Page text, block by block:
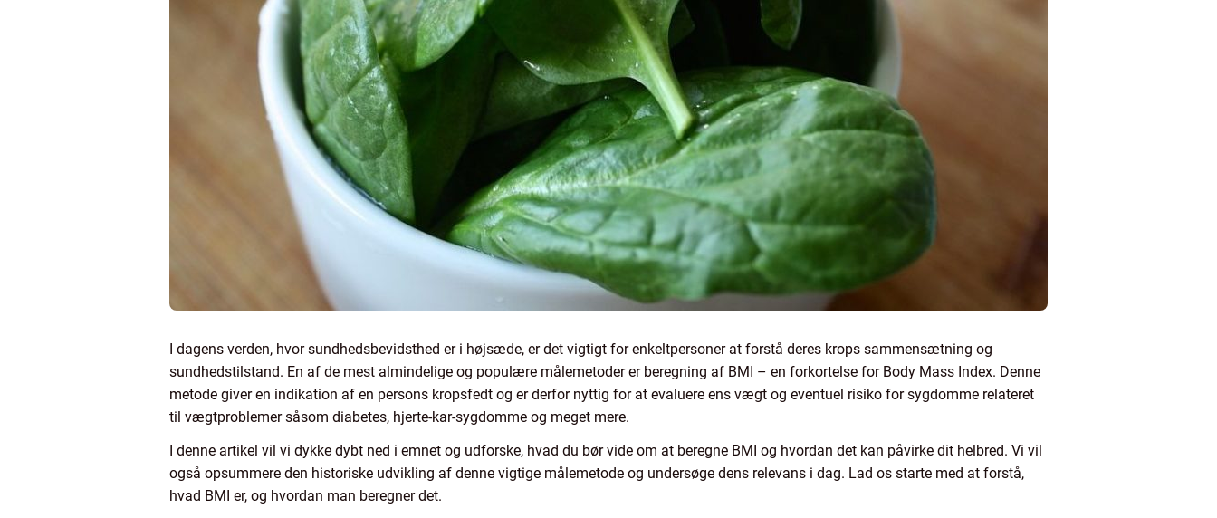
I dagens verden, hvor sundhedsbevidsthed er i højsæde, er det vigtigt for enkeltpersoner at forstå deres krops sammensætning og
sundhedstilstand. En af de mest almindelige og populære målemetoder er beregning af BMI – en forkortelse for Body Mass Index. Denne
metode giver en indikation af en persons kropsfedt og er derfor nyttig for at evaluere ens vægt og eventuel risiko for sygdomme relateret
til vægtproblemer såsom diabetes, hjerte-kar-sygdomme og meget mere.
I denne artikel vil vi dykke dybt ned i emnet og udforske, hvad du bør vide om at beregne BMI og hvordan det kan påvirke dit helbred. Vi vil
også opsummere den historiske udvikling af denne vigtige målemetode og undersøge dens relevans i dag. Lad os starte med at forstå,
hvad BMI er, og hvordan man beregner det.